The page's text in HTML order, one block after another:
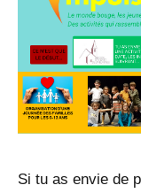
Si tu as envie de